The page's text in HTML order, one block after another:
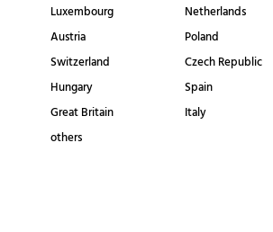
Luxembourg
Netherlands
Austria
Poland
Switzerland
Czech Republic
Hungary
Spain
Great Britain
Italy
others